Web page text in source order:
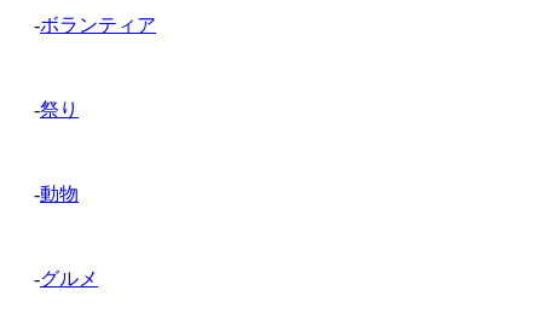
-ボランティア
-祭り
-動物
-グルメ